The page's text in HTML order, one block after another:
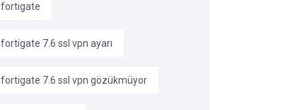
fortigate
fortigate 7.6 ssl vpn ayarı
fortigate 7.6 ssl vpn gözükmüyor